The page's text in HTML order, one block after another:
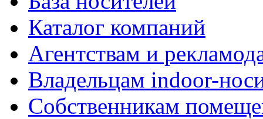
Каталог компаний
Агентствам и
Владельцам indoor-
Собственникам